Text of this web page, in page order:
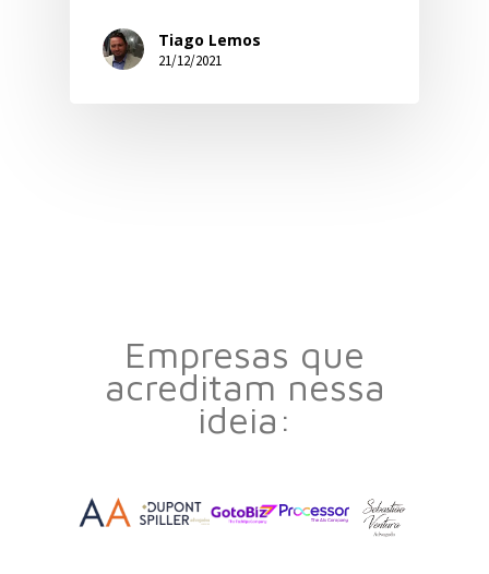
Tiago Lemos
21/12/2021
Empresas que
acreditam nessa
ideia: